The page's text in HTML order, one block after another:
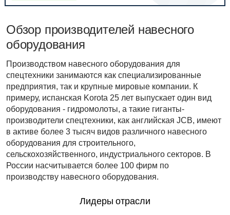
Обзор производителей навесного
оборудования
Производством навесного оборудования для
спецтехники занимаются как специализированные
предприятия, так и крупные мировые компании. К
примеру, испанская Korota 25 лет выпускает один вид
оборудования - гидромолоты, а такие гиганты-
производители спецтехники, как английская JCB, имеют
в активе более 3 тысяч видов различного навесного
оборудования для строительного,
сельскохозяйственного, индустриального секторов. В
России насчитывается более 100 фирм по
производству навесного оборудования.
Лидеры отрасли